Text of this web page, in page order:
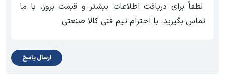
لطفاً برای دریافت اطلاعات بیشتر و قیمت بروز، با ما
تماس بگیرید. با احترام تیم فنی کالا صنعتی
ارسال پاسخ